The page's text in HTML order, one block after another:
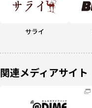
サライ
関連メディアサイト